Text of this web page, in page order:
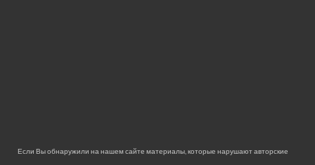
Если Вы обнаружили на нашем сайте материалы, которые нарушают авторские